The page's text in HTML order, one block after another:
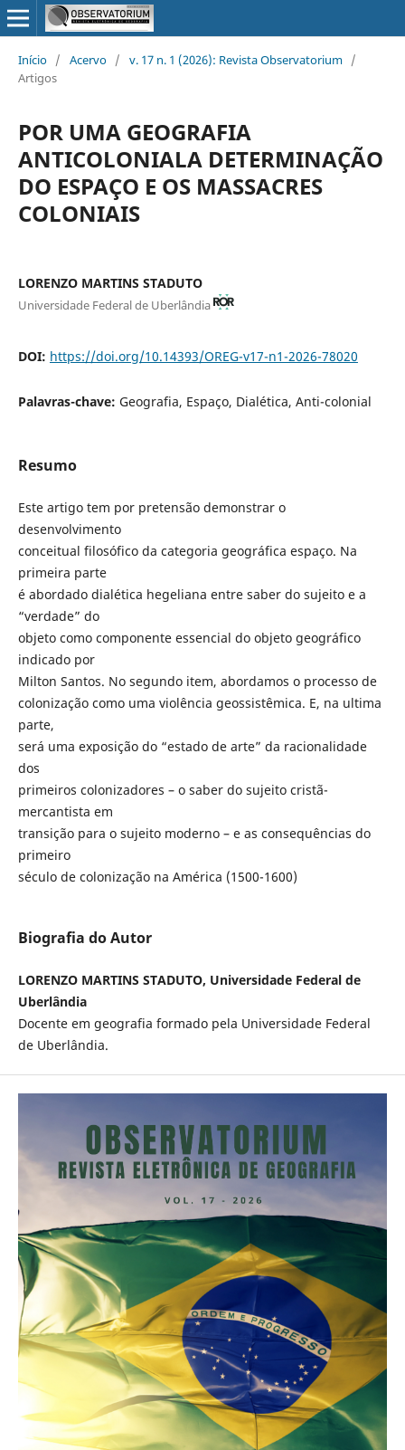
Início / Acervo / v. 17 n. 1 (2026): Revista Observatorium /
Artigos
POR UMA GEOGRAFIA
ANTICOLONIALA DETERMINAÇÃO
DO ESPAÇO E OS MASSACRES
COLONIAIS
LORENZO MARTINS STADUTO
Universidade Federal de Uberlândia
DOI: https://doi.org/10.14393/OREG-v17-n1-2026-78020
Palavras-chave: Geografia, Espaço, Dialética, Anti-colonial
Resumo
Este artigo tem por pretensão demonstrar o
desenvolvimento
conceitual filosófico da categoria geográfica espaço. Na
primeira parte
é abordado dialética hegeliana entre saber do sujeito e a
“verdade” do
objeto como componente essencial do objeto geográfico
indicado por
Milton Santos. No segundo item, abordamos o processo de
colonização como uma violência geossistêmica. E, na ultima
parte,
será uma exposição do “estado de arte” da racionalidade
dos
primeiros colonizadores – o saber do sujeito cristã-
mercantista em
transição para o sujeito moderno – e as consequências do
primeiro
século de colonização na América (1500-1600)
Biografia do Autor
LORENZO MARTINS STADUTO, Universidade Federal de
Uberlândia
Docente em geografia formado pela Universidade Federal
de Uberlândia.